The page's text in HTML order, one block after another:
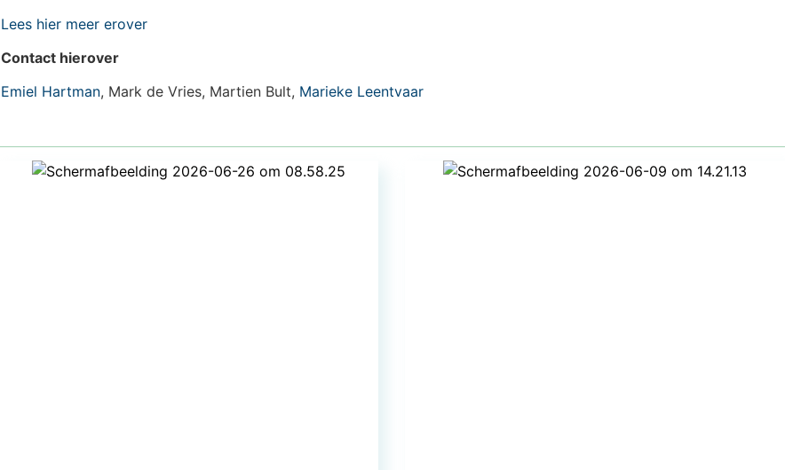
Lees hier meer erover
Contact hierover
Emiel Hartman, Mark de Vries, Martien Bult, Marieke Leentvaar